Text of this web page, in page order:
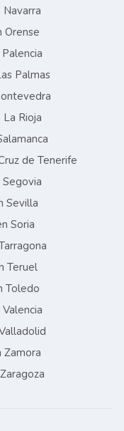
Navarra
Orense
Palmas
Rioja
de Tenerife
Sevilla
Soria
Teruel
Toledo
Zamora